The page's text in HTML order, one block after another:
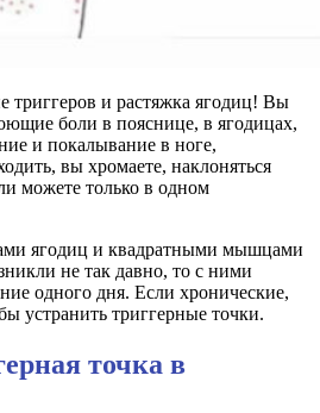
триггеров и растяжка ягодиц! Вы
боли в пояснице, в ягодицах,
и покалывание в ноге,
вы хромаете, наклоняться
можете только в одном
ягодиц и квадратными мышцами
не так давно, то с ними
одного дня. Если хронические,
устранить триггерные точки.
точка в